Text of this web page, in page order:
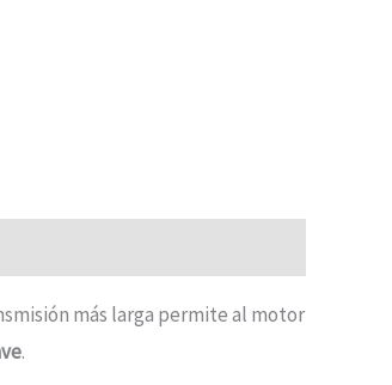
más larga permite al motor
.